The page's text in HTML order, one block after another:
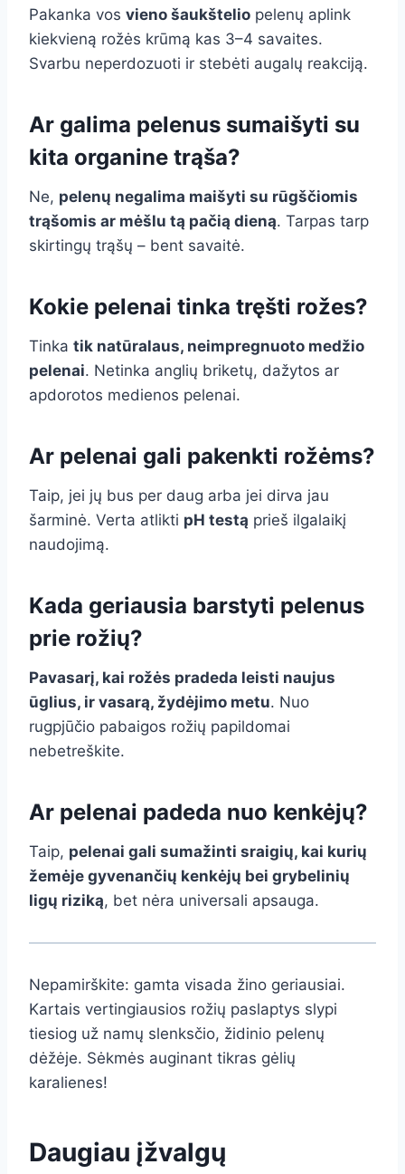
Pakanka vos vieno šaukštelio pelenų aplink
kiekvieną rožės krūmą kas 3–4 savaites.
Svarbu neperdozuoti ir stebėti augalų reakciją.
Ar galima pelenus sumaišyti su
kita organine trąša?
Ne, pelenų negalima maišyti su rūgščiomis
trąšomis ar mėšlu tą pačią dieną. Tarpas tarp
skirtingų trąšų – bent savaitė.
Kokie pelenai tinka tręšti rožes?
Tinka tik natūralaus, neimpregnuoto medžio
pelenai. Netinka anglių briketų, dažytos ar
apdorotos medienos pelenai.
Ar pelenai gali pakenkti rožėms?
Taip, jei jų bus per daug arba jei dirva jau
šarminė. Verta atlikti pH testą prieš ilgalaikį
naudojimą.
Kada geriausia barstyti pelenus
prie rožių?
Pavasarį, kai rožės pradeda leisti naujus
ūglius, ir vasarą, žydėjimo metu. Nuo
rugpjūčio pabaigos rožių papildomai
nebetreškite.
Ar pelenai padeda nuo kenkėjų?
Taip, pelenai gali sumažinti sraigių, kai kurių
žemėje gyvenančių kenkėjų bei grybelinių
ligų riziką, bet nėra universali apsauga.
Nepamirškite: gamta visada žino geriausiai.
Kartais vertingiausios rožių paslaptys slypi
tiesiog už namų slenksčio, židinio pelenų
dėžėje. Sėkmės auginant tikras gėlių
karalienes!
Daugiau įžvalgų